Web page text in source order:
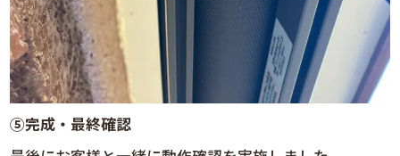
⑤完成・最終確認